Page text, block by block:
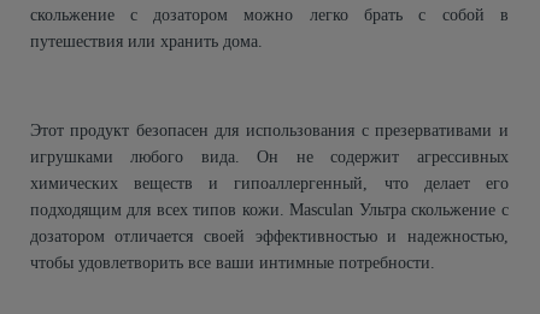
скольжение с дозатором можно легко брать с собой в
путешествия или хранить дома.
Этот продукт безопасен для использования с презервативами и
игрушками любого вида. Он не содержит агрессивных
химических веществ и гипоаллергенный, что делает его
подходящим для всех типов кожи. Masculan Ультра скольжение с
дозатором отличается своей эффективностью и надежностью,
чтобы удовлетворить все ваши интимные потребности.